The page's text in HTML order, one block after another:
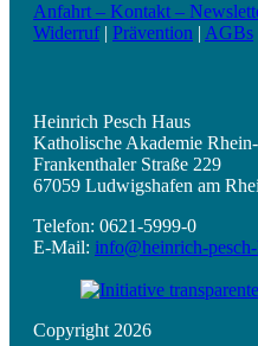
Anfahrt – Kontakt –
Widerruf| Prävention | AGBs
Heinrich Pesch Haus
Katholische Akademie
Frankenthaler Straße 229
67059 Ludwigshafen am
Telefon: 0621-5999-0
E-Mail: info@heinrich-
Copyright 2026